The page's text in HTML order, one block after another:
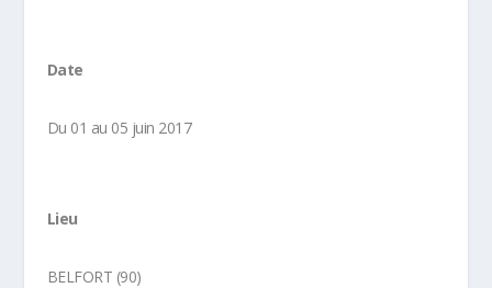
Date
Du 01 au 05 juin 2017
Lieu
BELFORT (90)